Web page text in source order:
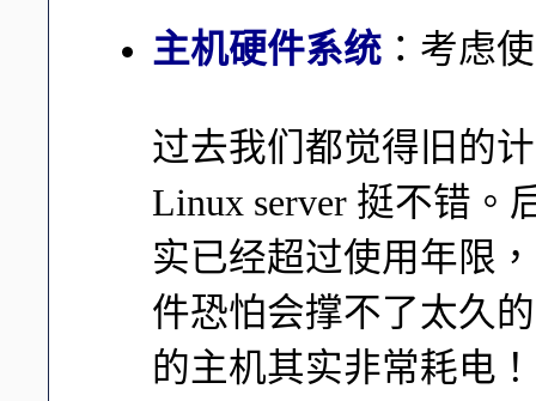
主机硬件系统 ：考虑
过去我们都觉得旧的
Linux server 挺不错。
实已经超过使用年限
件恐怕会撑不了太久
的主机其实非常耗电